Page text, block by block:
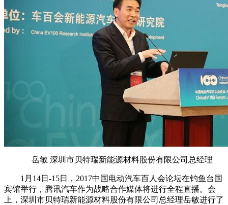
岳敏 深圳市贝特瑞新能源材料股份有限公司总经理
1月14日-15日，2017中国电动汽车百人会论坛在钓鱼台国
宾馆举行，腾讯汽车作为战略合作媒体将进行全程直播。会
上，深圳市贝特瑞新能源材料股份有限公司总经理岳敏进行了